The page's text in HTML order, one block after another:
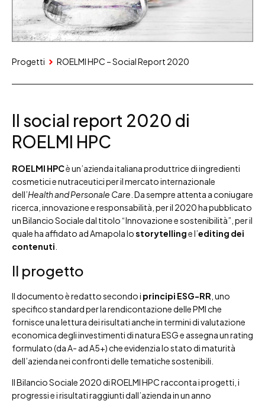
Progetti ROELMI HPC – Social Report 2020
Il social report 2020 di
ROELMI HPC
ROELMI HPCè un’azienda italiana produttrice di ingredienti
cosmetici e nutraceutici per il mercato internazionale
dell’Health and Personale Care . Da sempre attenta a coniugare
ricerca, innovazione e responsabilità, per il 2020 ha pubblicato
un Bilancio Sociale dal titolo “Innovazione e sostenibilità”, per il
quale ha affidato ad Amapola lostorytellinge l’editing dei
contenuti
Il progetto
Il documento è redatto secondo i principi ESG-RR , uno
specifico standard per la rendicontazione delle PMI che
fornisce una lettura dei risultati anche in termini di valutazione
economica degli investimenti di natura ESG e assegna un rating
formulato (da A- ad A5+) che evidenzia lo stato di maturità
dell’azienda nei confronti delle tematiche sostenibili.
Il Bilancio Sociale 2020 di ROELMI HPC racconta i progetti, i
progressi e i risultati raggiunti dall’azienda in un anno